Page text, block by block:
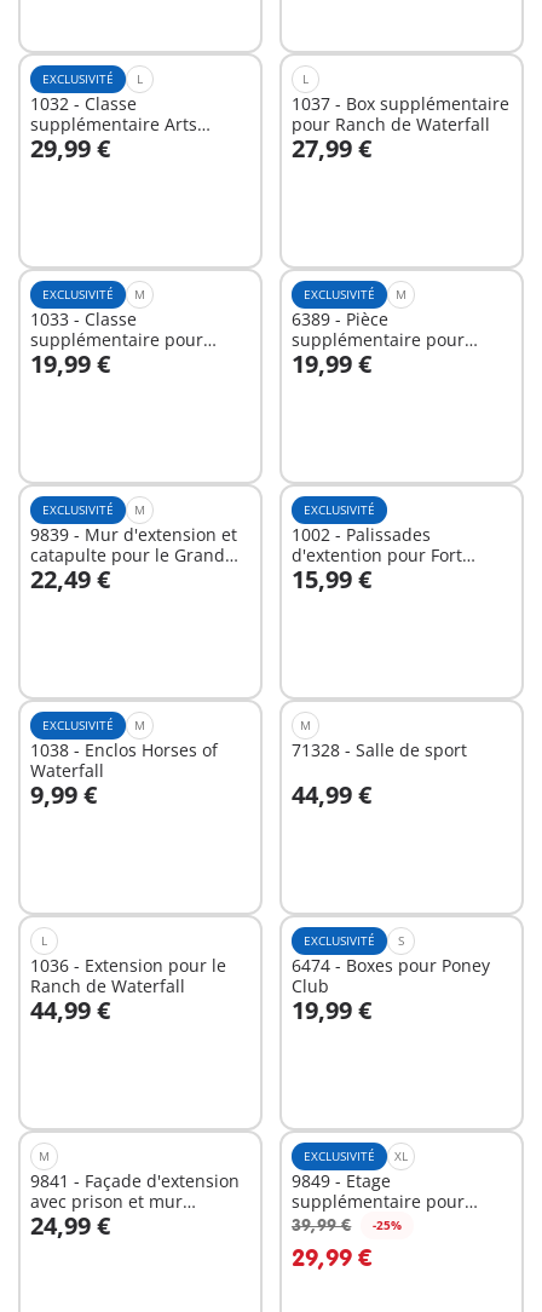
EXCLUSIVITÉ L
1032 - Classe
supplémentaire Arts
plastiques
29,99 €
Au panier
L
1037 - Box supplémentaire
pour Ranch de Waterfall
27,99 €
Au panier
EXCLUSIVITÉ M
1033 - Classe
supplémentaire pour
l'Ecole aménagée
19,99 €
Au panier
EXCLUSIVITÉ M
6389 - Pièce
supplémentaire pour
maison moderne
19,99 €
Au panier
EXCLUSIVITÉ M
9839 - Mur d'extension et
catapulte pour le Grand
château des Chevaliers
Novelmore
22,49 €
Au panier
EXCLUSIVITÉ
1002 - Palissades
d'extention pour Fort
Rocks
15,99 €
Au panier
EXCLUSIVITÉ M
1038 - Enclos Horses of
Waterfall
9,99 €
Au panier
M
71328 - Salle de sport
44,99 €
Au panier
L
1036 - Extension pour le
Ranch de Waterfall
44,99 €
Au panier
EXCLUSIVITÉ S
6474 - Boxes pour Poney
Club
19,99 €
Au panier
M
9841 - Façade d'extension
avec prison et mur
cassable pour la
Forteresse volcanique des
24,99 €
Au panier
EXCLUSIVITÉ XL
9849 - Etage
supplémentaire pour
Grande maison
39,99 € -25%
29,99 €
Au panier